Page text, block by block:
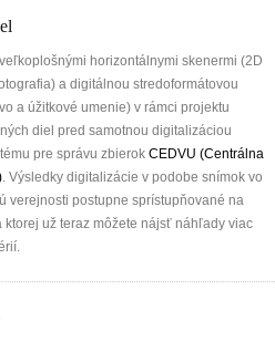
horizontálnymi skenermi (2D
a digitálnou stredoformátovou
a úžitkové umenie) v rámci projektu
diel pred samotnou digitalizáciou
pre správu zbierok CEDVU (Centrálna
. Výsledky digitalizácie v podobe snímok vo
verejnosti postupne sprístupňované na
ktorej už teraz môžete nájsť náhľady viac